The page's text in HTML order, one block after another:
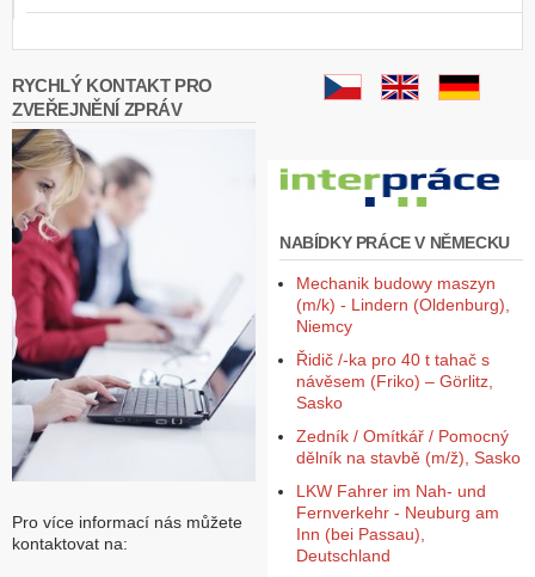
RYCHLÝ KONTAKT PRO
ZVEŘEJNĚNÍ ZPRÁV
Pro více informací nás můžete
kontaktovat na:
NABÍDKY PRÁCE V NĚMECKU
Mechanik budowy maszyn
(m/k) - Lindern (Oldenburg),
Niemcy
Řidič /-ka pro 40 t tahač s
návěsem (Friko) – Görlitz,
Sasko
Zedník / Omítkář / Pomocný
dělník na stavbě (m/ž), Sasko
LKW Fahrer im Nah- und
Fernverkehr - Neuburg am
Inn (bei Passau),
Deutschland